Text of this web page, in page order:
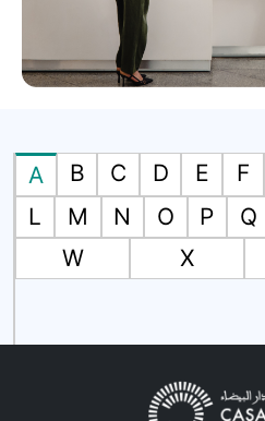
A B C D E F
L
M N O P Q
W
X